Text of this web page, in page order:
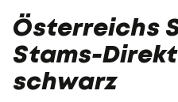
Österreichs
Stams-
schwarz